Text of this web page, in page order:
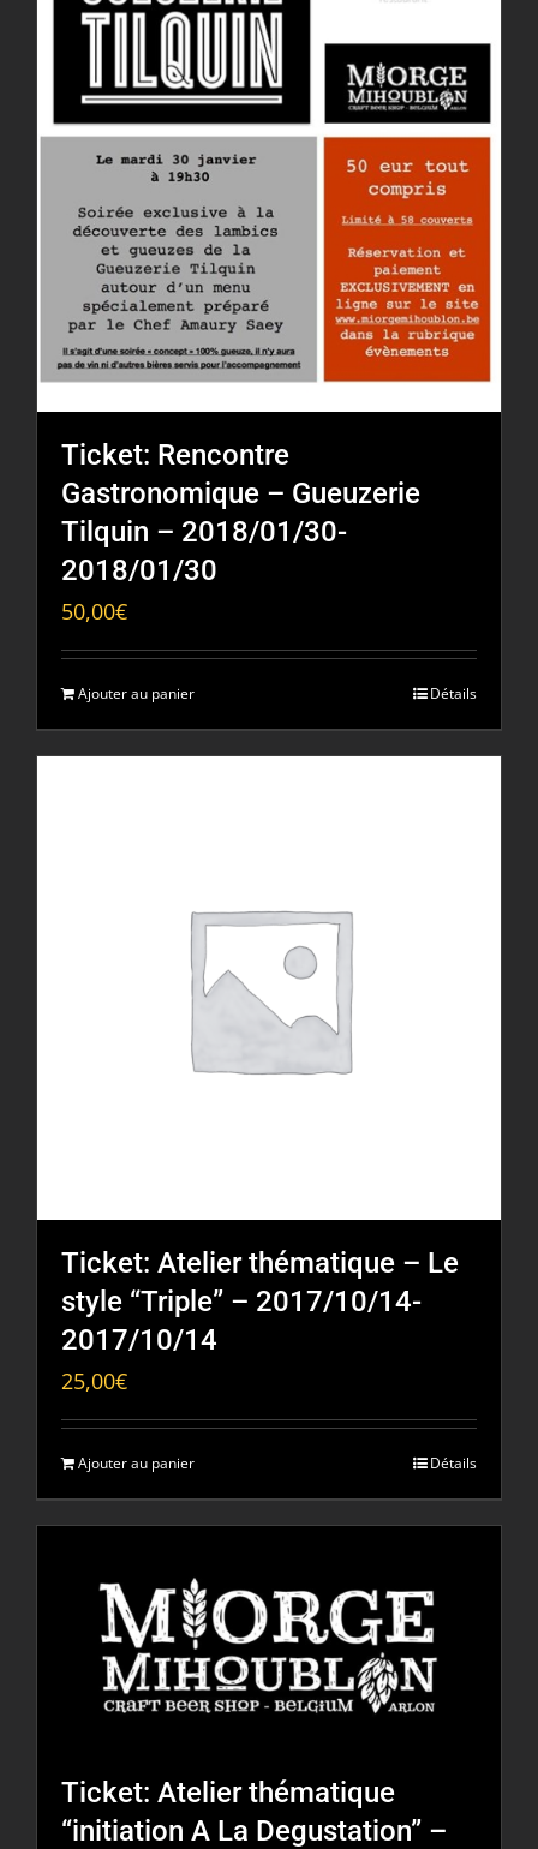
Ticket: Rencontre
Gastronomique – Gueuzerie
Tilquin – 2018/01/30-
2018/01/30
50,00€
Ajouter au panier Détails
Ticket: Atelier thématique – Le
style “Triple” – 2017/10/14-
2017/10/14
25,00€
Ajouter au panier Détails
Ticket: Atelier thématique
“initiation A La Degustation” –